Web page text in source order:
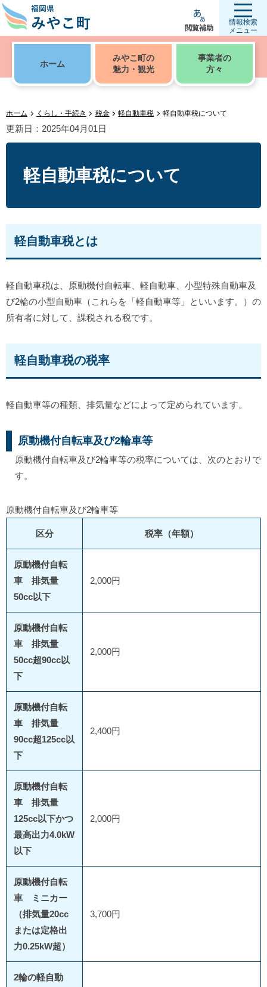
閲覧補助
情報検索
メニュー
ホーム
みやこ町の
魅力・観光
事業者の
方々
ホーム くらし・手続き 税金 軽自動車税 軽自動車税について
更新日：2025年04月01日
軽自動車税について
軽自動車税とは
軽自動車税は、原動機付自転車、軽自動車、小型特殊自動車及
び2輪の小型自動車（これらを「軽自動車等」といいます。）の
所有者に対して、課税される税です。
軽自動車税の税率
軽自動車等の種類、排気量などによって定められています。
原動機付自転車及び2輪車等
原動機付自転車及び2輪車等の税率については、次のとおりで
す。
原動機付自転車及び2輪車等
区分 税率（年額）
原動機付自転
車 排気量
50cc以下
2,000円
原動機付自転
車 排気量
50cc超90cc以
下
2,000円
原動機付自転
車 排気量
90cc超125cc以
下
2,400円
原動機付自転
車 排気量
125cc以下かつ
最高出力4.0kW
以下
2,000円
原動機付自転
車 ミニカー
（排気量20cc
または定格出
力0.25kW超）
3,700円
2輪の軽自動